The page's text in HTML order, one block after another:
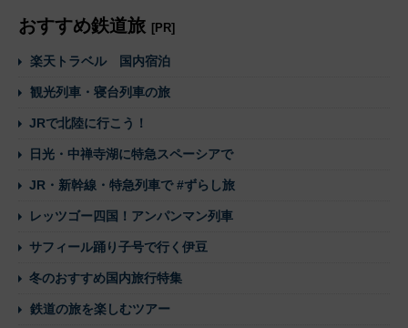
おすすめ鉄道旅 [PR]
楽天トラベル 国内宿泊
観光列車・寝台列車の旅
JRで北陸に行こう！
日光・中禅寺湖に特急スペーシアで
JR・新幹線・特急列車で #ずらし旅
レッツゴー四国！アンパンマン列車
サフィール踊り子号で行く伊豆
冬のおすすめ国内旅行特集
鉄道の旅を楽しむツアー